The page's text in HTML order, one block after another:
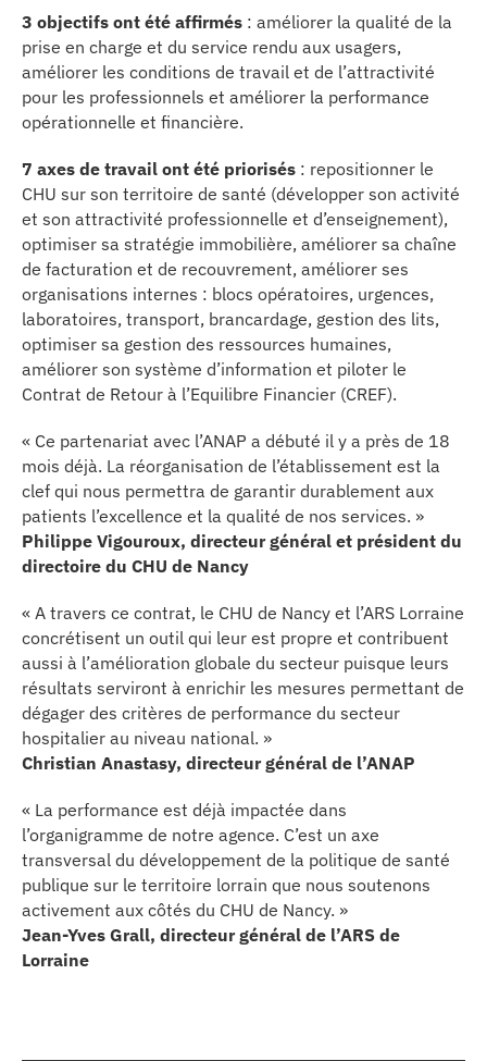
3 objectifs ont été affirmés : améliorer la qualité de la
prise en charge et du service rendu aux usagers,
améliorer les conditions de travail et de l’attractivité
pour les professionnels et améliorer la performance
opérationnelle et financière.
7 axes de travail ont été priorisés : repositionner le
CHU sur son territoire de santé (développer son activité
et son attractivité professionnelle et d’enseignement),
optimiser sa stratégie immobilière, améliorer sa chaîne
de facturation et de recouvrement, améliorer ses
organisations internes : blocs opératoires, urgences,
laboratoires, transport, brancardage, gestion des lits,
optimiser sa gestion des ressources humaines,
améliorer son système d’information et piloter le
Contrat de Retour à l’Equilibre Financier (CREF).
« Ce partenariat avec l’ANAP a débuté il y a près de 18
mois déjà. La réorganisation de l’établissement est la
clef qui nous permettra de garantir durablement aux
patients l’excellence et la qualité de nos services. »
Philippe Vigouroux, directeur général et président du
directoire du CHU de Nancy
« A travers ce contrat, le CHU de Nancy et l’ARS Lorraine
concrétisent un outil qui leur est propre et contribuent
aussi à l’amélioration globale du secteur puisque leurs
résultats serviront à enrichir les mesures permettant de
dégager des critères de performance du secteur
hospitalier au niveau national. »
Christian Anastasy, directeur général de l’ANAP
« La performance est déjà impactée dans
l’organigramme de notre agence. C’est un axe
transversal du développement de la politique de santé
publique sur le territoire lorrain que nous soutenons
activement aux côtés du CHU de Nancy. »
Jean-Yves Grall, directeur général de l’ARS de
Lorraine